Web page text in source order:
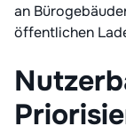
an
öffentlichen